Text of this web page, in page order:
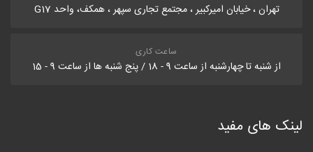
تهران ، خیابان امیرکبیر ، مجتمع تجاری سپهر ، همکف، واحد G17
ساعت کاری
از شنبه تا چهارشنبه از ساعت 9 - 18 / پنج شنبه ها از ساعت 9 - 15
لینک های مفید